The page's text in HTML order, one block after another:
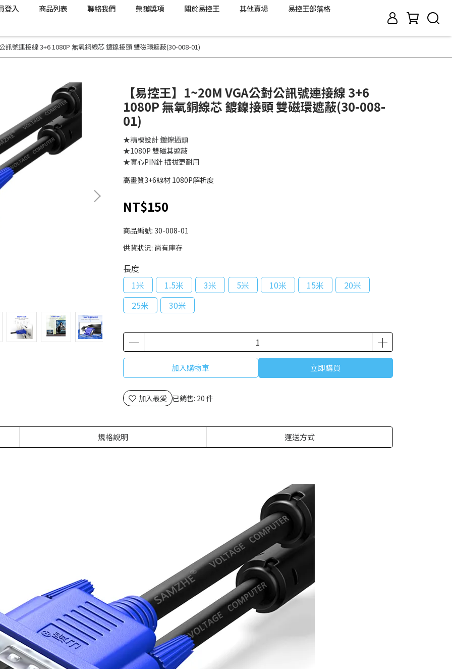
登入 商品列表 聯絡我們 榮獲獎項 關於易控王 其他賣場 易控王部落格
訊號連接線 3+6 1080P 無氧銅線芯 鍍鎳接頭 雙磁環遮蔽(30-008-01)
【易控王】1~20M VGA公對公訊號連接線 3+6
1080P 無氧銅線芯 鍍鎳接頭 雙磁環遮蔽(30-008-
01)
★精模設計 鍍鎳插頭
★1080P 雙磁其遮蔽
★實心PIN針 插拔更耐用
高畫質3+6線材 1080P解析度
NT$150
商品編號: 30-008-01
供貨狀況: 尚有庫存
長度
1米
1.5米 3米 5米 10米 15米
20米
25米
30米
加入購物車 立即購買
加入最愛 已銷售: 20 件
規格說明 運送方式